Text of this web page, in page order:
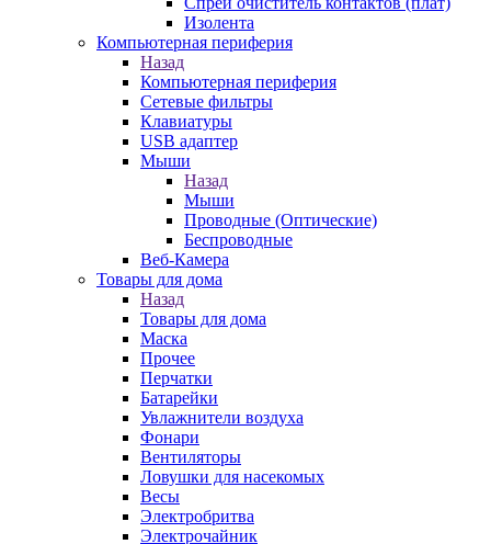
Изолента
Компьютерная периферия
Назад
Компьютерная периферия
Сетевые фильтры
Клавиатуры
USB адаптер
Мыши
Назад
Мыши
Проводные (Оптические)
Беспроводные
Веб-Камера
Товары для дома
Назад
Товары для дома
Маска
Прочее
Перчатки
Батарейки
Увлажнители воздуха
Фонари
Вентиляторы
Ловушки для насекомых
Весы
Электробритва
Электрочайник